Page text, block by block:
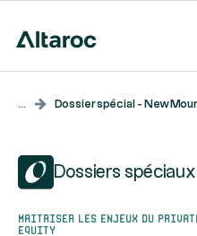
... Dossier spécial - New
Dossiers spéciaux
Maitriser les enjeux du
Equity